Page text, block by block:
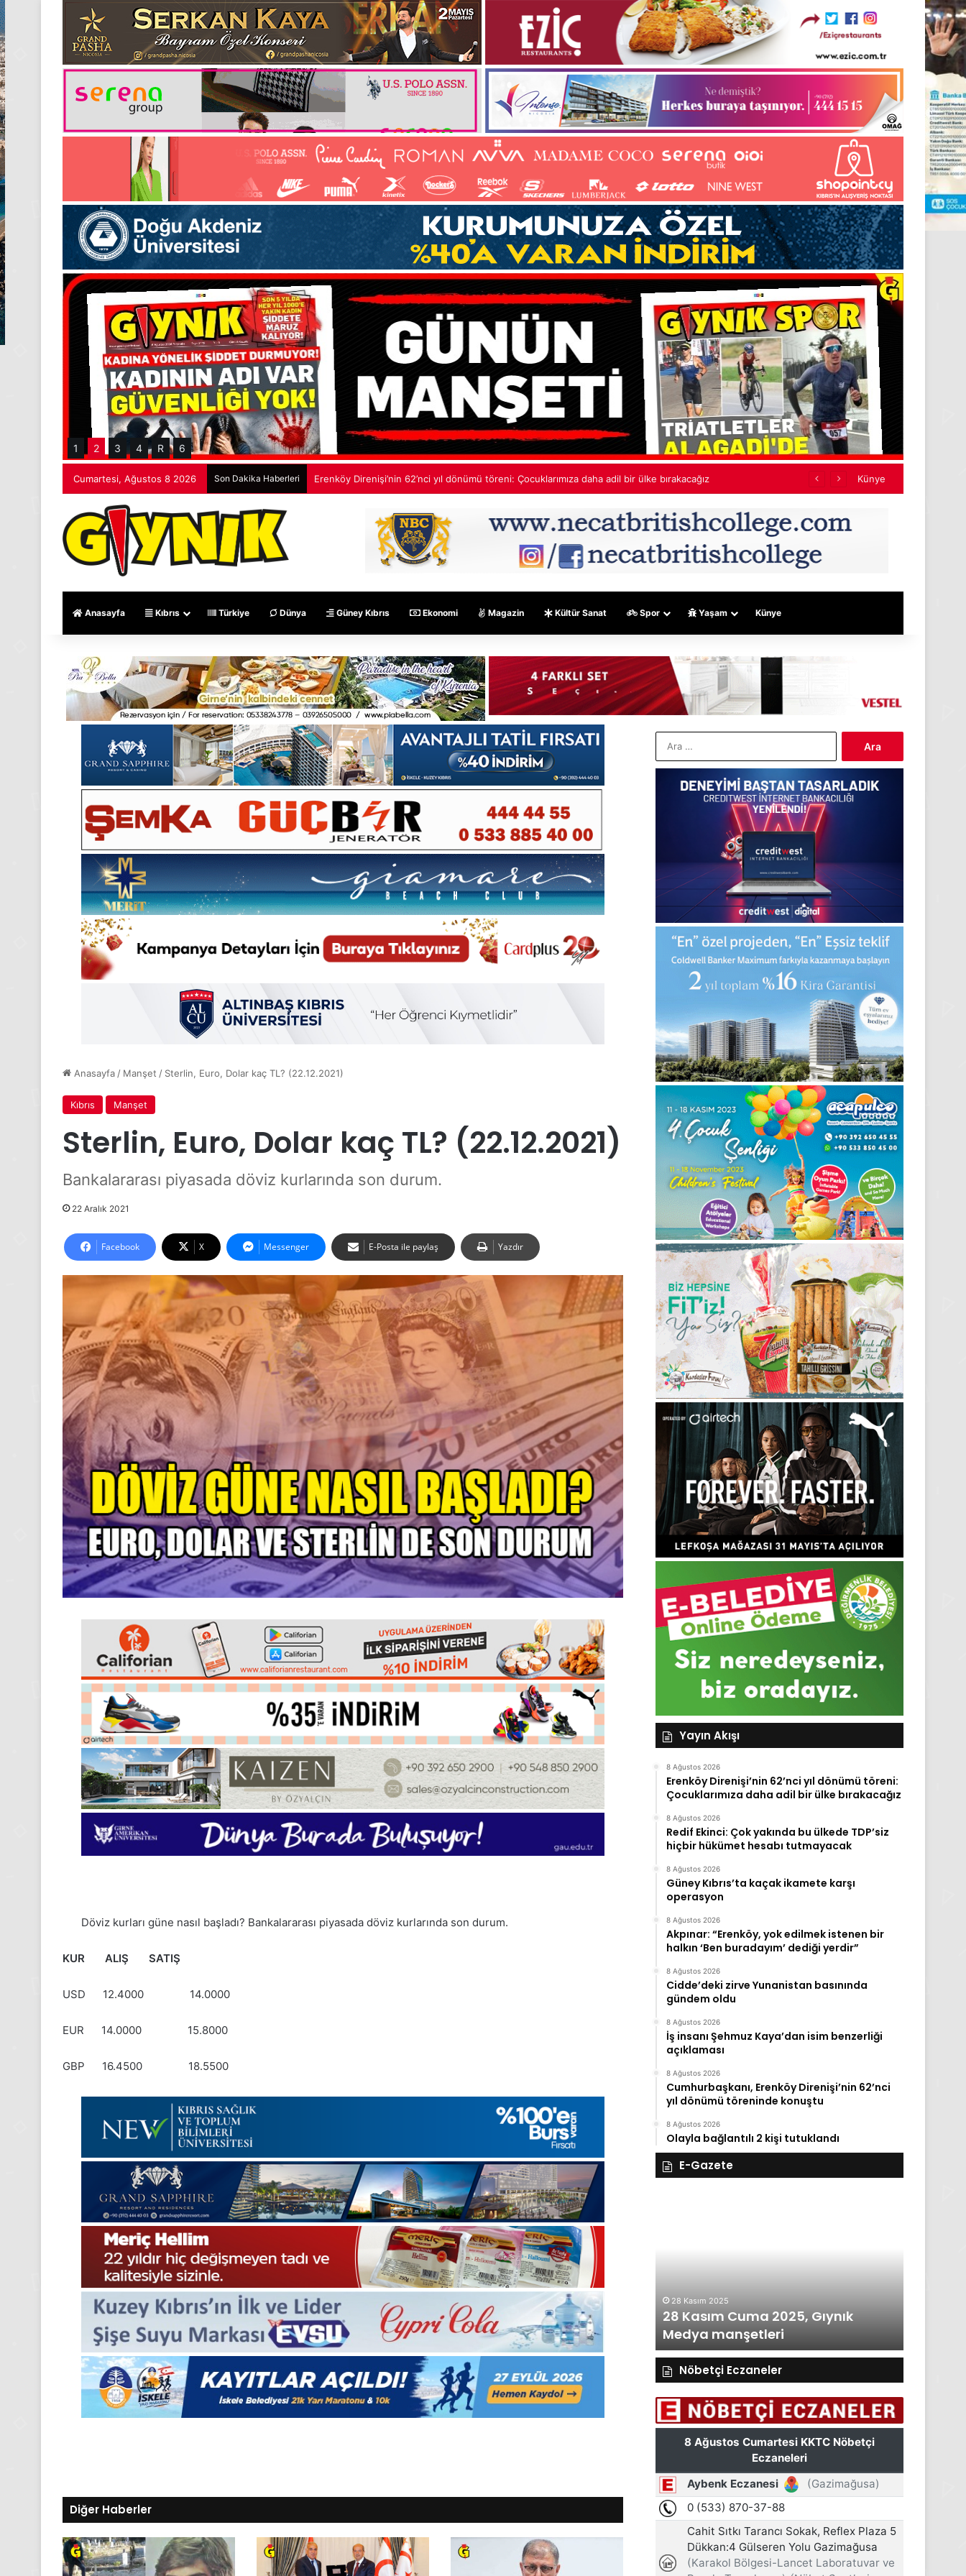
1 2 3 4 R 6
Cumartesi, Ağustos 8 2026 Son Dakika Haberleri Redif Ekinci: Çok yakında bu ülkede TDP’siz hiçbir hükümet hesabı tutmayacak Künye
Anasayfa Kıbrıs Türkiye Dünya Güney Kıbrıs Ekonomi Magazin Kültür Sanat Spor Yaşam Künye
Anasayfa/ Manşet / Sterlin, Euro, Dolar kaç TL? (22.12.2021)
Kıbrıs Manşet
Sterlin, Euro, Dolar kaç TL? (22.12.2021)
Bankalararası piyasada döviz kurlarında son durum.
22 Aralık 2021
Facebook X Messenger E-Posta ile paylaş Yazdır
Döviz kurları güne nasıl başladı? Bankalararası piyasadadöviz kurlarında son durum.
KUR ALIŞ SATIŞ
USD 12.4000 14.0000
EUR 14.0000 15.8000
GBP 16.4500 18.5500
Diğer Haberler
Yayın Akışı
8 Ağustos 2026
Erenköy Direnişi’nin 62’nci yıl dönümü töreni:
Çocuklarımıza daha adil bir ülke bırakacağız
8 Ağustos 2026
Redif Ekinci: Çok yakında bu ülkede TDP’siz
hiçbir hükümet hesabı tutmayacak
8 Ağustos 2026
Güney Kıbrıs’ta kaçak ikamete karşı
operasyon
8 Ağustos 2026
Akpınar: “Erenköy, yok edilmek istenen bir
halkın ‘Ben buradayım’ dediği yerdir”
8 Ağustos 2026
Cidde’deki zirve Yunanistan basınında
gündem oldu
8 Ağustos 2026
İş insanı Şehmuz Kaya’dan isim benzerliği
açıklaması
8 Ağustos 2026
Cumhurbaşkanı, Erenköy Direnişi’nin 62’nci
yıl dönümü töreninde konuştu
8 Ağustos 2026
Olayla bağlantılı 2 kişi tutuklandı
E-Gazete
24
Kasım
Pazartesi
2025,
Gıynık
Medya
manşetleri
24 Kasım 2025
24 Kasım Pazartesi 2025, Gıynık
Medya manşetleri
1
Aralık
Pazartesi
2025,
Gıynık
Medya
manşetleri
1 Aralık 2025
1 Aralık Pazartesi 2025, Gıynık
Medya manşetleri
28 Kasım 2025
28 Kasım Cuma 2025, Gıynık
Medya manşetleri
Nöbetçi Eczaneler